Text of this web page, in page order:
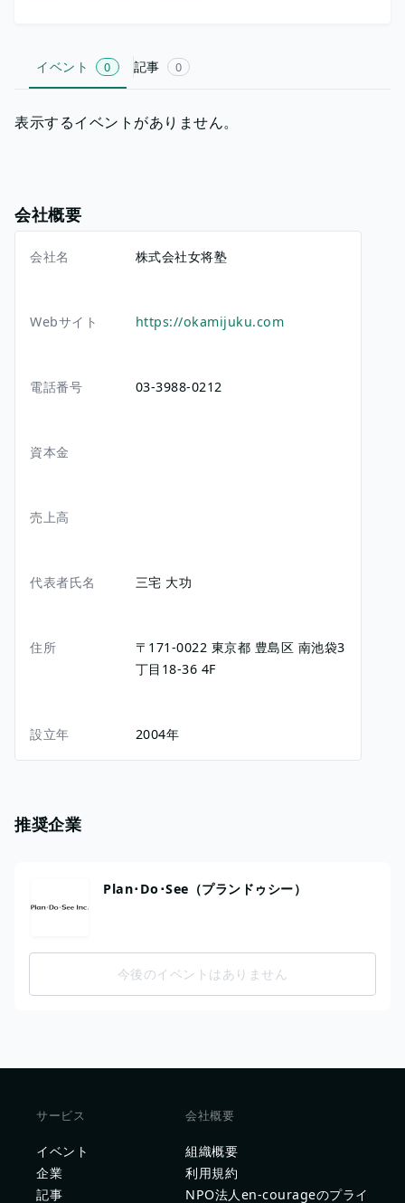
イベント 0 記事 0
表示するイベントがありません。
会社概要
会社名 株式会社女将塾
Webサイト https://okamijuku.com
電話番号 03-3988-0212
資本金
売上高
代表者氏名 三宅 大功
住所 〒171-0022 東京都 豊島区 南池袋3
丁目18-36 4F
設立年 2004年
推奨企業
Plan･Do･See（プランドゥシー）
今後のイベントはありません
サービス
イベント
企業
記事
会社概要
組織概要
利用規約
NPO法人en-courageのプライ